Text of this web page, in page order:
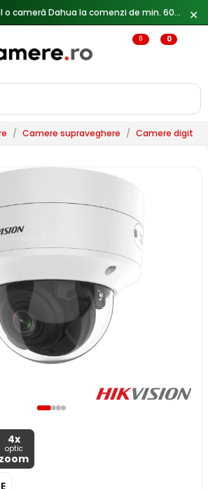
✕
0 0
/ Camere supraveghere / Camere digitale
4x
optic
zoom